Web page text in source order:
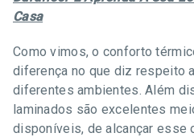
Casa
Como vimos, o conforto
diferença no que diz respeito
diferentes ambientes. Além
laminados são excelentes
disponíveis, de alcançar esse